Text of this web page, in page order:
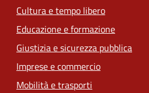
Cultura e tempo libero
Educazione e formazione
Giustizia e sicurezza pubblica
Imprese e commercio
Mobilità e trasporti